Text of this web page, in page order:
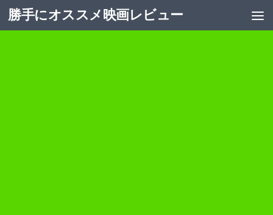
コンテンツへスキップ
勝手にオススメ映画レビュー